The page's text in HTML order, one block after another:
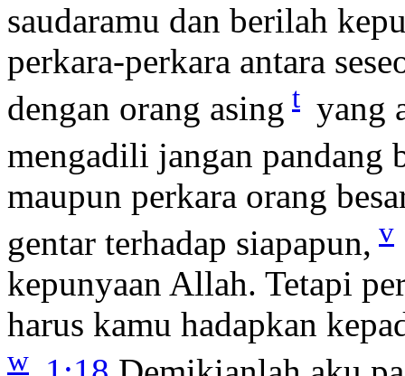
saudaramu dan berilah
perkara-perkara antara
dengan orang asing t yang
mengadili jangan pandang
maupun perkara orang
gentar terhadap siapapun, v
kepunyaan Allah. Tetapi
harus kamu hadapkan
w